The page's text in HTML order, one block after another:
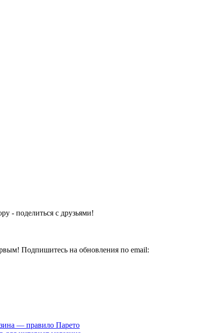
- поделиться с друзьями!
Подпишитесь на обновления по email:
— правило Парето